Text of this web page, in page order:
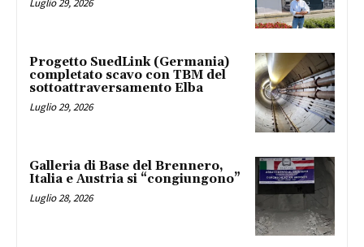
Luglio 29, 2026
Progetto SuedLink (Germania)
completato scavo con TBM del
sottoattraversamento Elba
Luglio 29, 2026
Galleria di Base del Brennero,
Italia e Austria si “congiungono”
Luglio 28, 2026